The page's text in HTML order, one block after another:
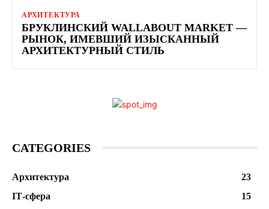
АРХИТЕКТУРА
БРУКЛИНСКИЙ WALLABOUT MARKET —
РЫНОК, ИМЕВШИЙ ИЗЫСКАННЫЙ
АРХИТЕКТУРНЫЙ СТИЛЬ
CATEGORIES
Архитектура
23
ІТ-сфера
15